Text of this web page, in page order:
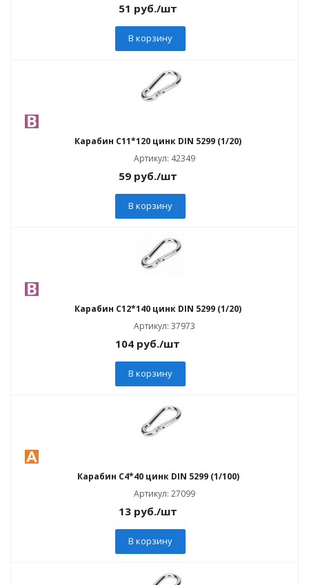
51 руб./шт
В корзину
Карабин C11*120 цинк DIN 5299 (1/20)
Артикул: 42349
59руб./шт
В корзину
Карабин C12*140 цинк DIN 5299 (1/20)
Артикул: 37973
104 руб./шт
В корзину
Карабин C4*40 цинк DIN 5299 (1/100)
Артикул: 27099
13руб./шт
В корзину